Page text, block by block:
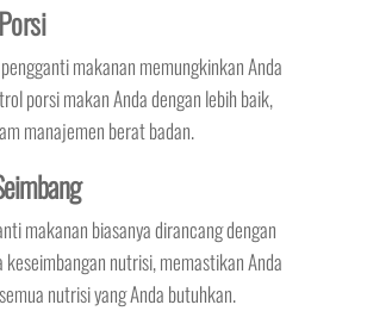
makanan memungkinkan Anda
porsi makan Anda dengan lebih baik,
manajemen berat badan.
makanan biasanya dirancang dengan
keseimbangan nutrisi, memastikan Anda
nutrisi yang Anda butuhkan.